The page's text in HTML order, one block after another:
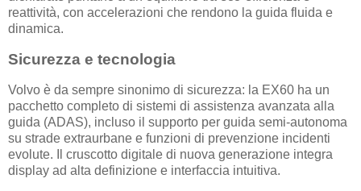
reattività, con accelerazioni che rendono la guida fluida e
dinamica.
Sicurezza e tecnologia
Volvo è da sempre sinonimo di sicurezza: la EX60 ha un
pacchetto completo di sistemi di assistenza avanzata alla
guida (ADAS), incluso il supporto per guida semi‑autonoma
su strade extraurbane e funzioni di prevenzione incidenti
evolute. Il cruscotto digitale di nuova generazione integra
display ad alta definizione e interfaccia intuitiva.